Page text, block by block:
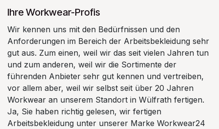
Ihre Workwear-Profis
Wir kennen uns mit den Bedürfnissen und den
Anforderungen im Bereich der Arbeitsbekleidung sehr
gut aus. Zum einen, weil wir das seit vielen Jahren tun
und zum anderen, weil wir die Sortimente der
führenden Anbieter sehr gut kennen und vertreiben,
vor allem aber, weil wir selbst seit über 20 Jahren
Workwear an unserem Standort in Wülfrath fertigen.
Ja, Sie haben richtig gelesen, wir fertigen
Arbeitsbekleidung unter unserer Marke Workwear24